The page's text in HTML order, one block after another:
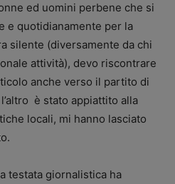
ed uomini perbene che si
e quotidianamente per la
silente (diversamente da chi
attività), devo riscontrare
anche verso il partito di
è stato appiattito alla
locali, mi hanno lasciato
testata giornalistica ha